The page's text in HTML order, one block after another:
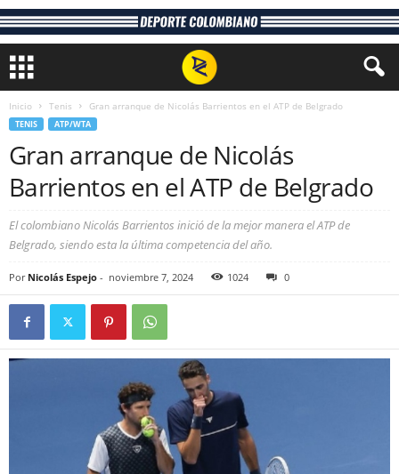
Inicio Tenis Gran arranque de Nicolás Barrientos en el ATP de Belgrado
TENIS ATP/WTA
Gran arranque de Nicolás
Barrientos en el ATP de Belgrado
El colombiano Nicolás Barrientos inició de la mejor manera el ATP de
Belgrado, siendo esta la última competencia del año.
Por Nicolás Espejo - noviembre 7, 2024 1024 0